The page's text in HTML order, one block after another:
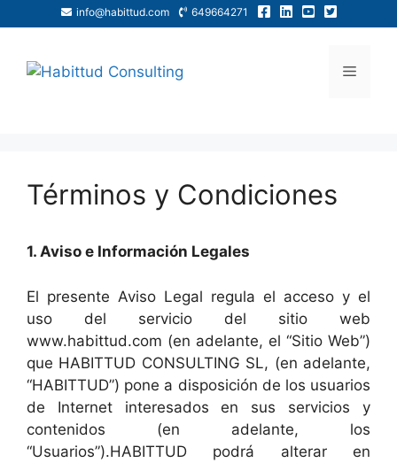
info@habittud.com 649664271
Términos y Condiciones
1. Aviso e Información Legales
El presente Aviso Legal regula el acceso y el
uso del servicio del sitio web
www.habittud.com (en adelante, el “Sitio Web”)
que HABITTUD CONSULTING SL, (en adelante,
“HABITTUD”) pone a disposición de los usuarios
de Internet interesados en sus servicios y
contenidos (en adelante, los
“Usuarios”).HABITTUD podrá alterar en